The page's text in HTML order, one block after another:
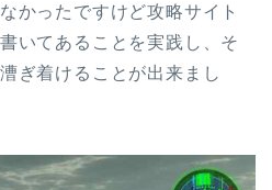
かったですけど攻略サイト
いてあることを実践し、そ
ぎ着けることが出来まし